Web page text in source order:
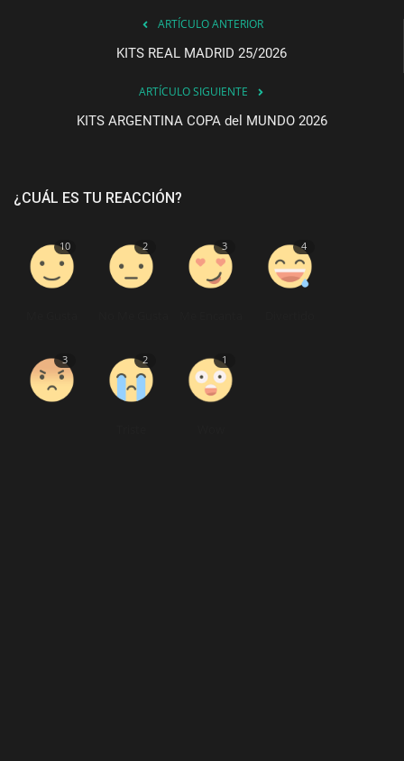
ARTÍCULO ANTERIOR
KITS REAL MADRID 25/2026
ARTÍCULO SIGUIENTE
KITS ARGENTINA COPA del MUNDO 2026
¿CUÁL ES TU REACCIÓN?
10 2 3 4
3 2 1